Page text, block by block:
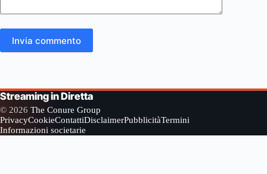
Invia commento
Streaming in Diretta
© 2026 The Conure Group
PrivacyCookieContattiDisclaimerPubblicitàTermini
Informazioni societarie